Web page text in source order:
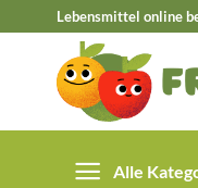
springen
Lebensmittel online
Alle